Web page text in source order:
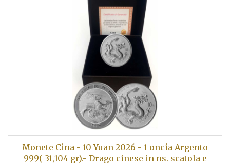
Monete Cina - 10 Yuan 2026 - 1 oncia Argento
999( 31,104 gr).- Drago cinese in ns. scatola e